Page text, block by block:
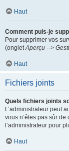
Haut
Comment puis-je
Pour supprimer vos
(ongletAperçu -->
Haut
Fichiers joints
Quels fichiers joints
L’administrateur peut
vous n’êtes pas sûr
l’administrateur pour
Haut